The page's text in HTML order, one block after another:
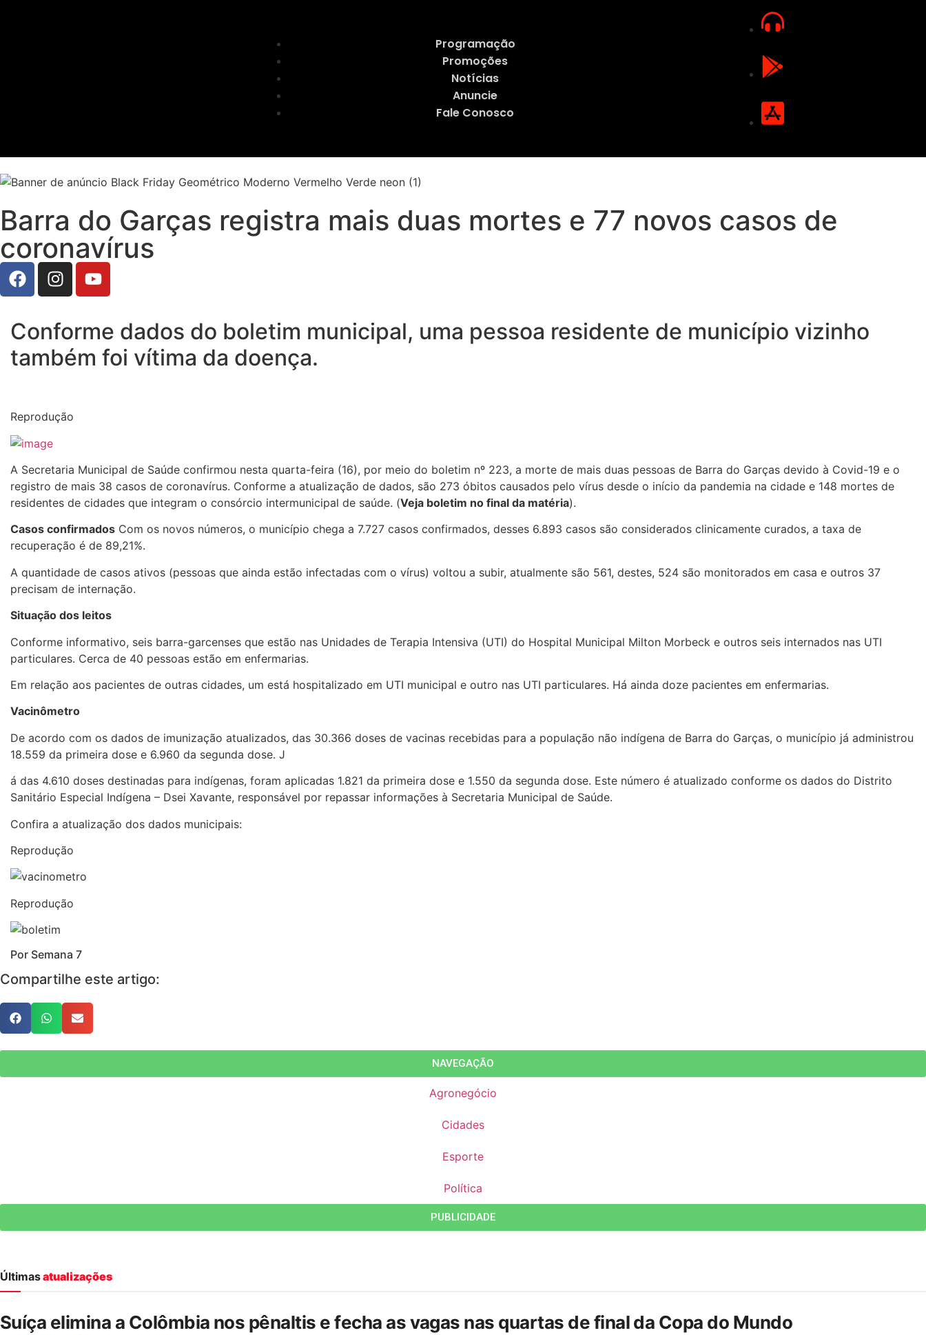
Programação
Promoções
Notícias
Anuncie
Fale Conosco
Barra do Garças registra mais duas mortes e 77 novos casos de
coronavírus
Conforme dados do boletim municipal, uma pessoa residente de município vizinho
também foi vítima da doença.
Reprodução
A Secretaria Municipal de Saúde confirmou nesta quarta-feira (16), por meio do boletim nº 223, a morte de mais duas pessoas de Barra do Garças devido à Covid-19 e o
registro de mais 38 casos de coronavírus. Conforme a atualização de dados, são 273 óbitos causados pelo vírus desde o início da pandemia na cidade e 148 mortes de
residentes de cidades que integram o consórcio intermunicipal de saúde. (Veja boletim no final da matéria).
Casos confirmados Com os novos números, o município chega a 7.727 casos confirmados, desses 6.893 casos são considerados clinicamente curados, a taxa de
recuperação é de 89,21%.
A quantidade de casos ativos (pessoas que ainda estão infectadas com o vírus) voltou a subir, atualmente são 561, destes, 524 são monitorados em casa e outros 37
precisam de internação.
Situação dos leitos
Conforme informativo, seis barra-garcenses que estão nas Unidades de Terapia Intensiva (UTI) do Hospital Municipal Milton Morbeck e outros seis internados nas UTI
particulares. Cerca de 40 pessoas estão em enfermarias.
Em relação aos pacientes de outras cidades, um está hospitalizado em UTI municipal e outro nas UTI particulares. Há ainda doze pacientes em enfermarias.
Vacinômetro
De acordo com os dados de imunização atualizados, das 30.366 doses de vacinas recebidas para a população não indígena de Barra do Garças, o município já administrou
18.559 da primeira dose e 6.960 da segunda dose. J
á das 4.610 doses destinadas para indígenas, foram aplicadas 1.821 da primeira dose e 1.550 da segunda dose. Este número é atualizado conforme os dados do Distrito
Sanitário Especial Indígena – Dsei Xavante, responsável por repassar informações à Secretaria Municipal de Saúde.
Confira a atualização dos dados municipais:
Reprodução
Reprodução
Por Semana 7
Compartilhe este artigo:
NAVEGAÇÃO
Agronegócio
Cidades
Esporte
Política
PUBLICIDADE
Últimasatualizações
Suíça elimina a Colômbia nos pênaltis e fecha as vagas nas quartas de final da Copa do Mundo